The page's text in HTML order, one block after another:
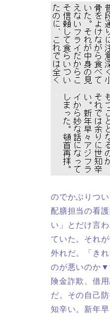
のでかぶりつ
配膳担当の看
い」とだけ言
ていた。それ
外れだ。「き
のが悪いのか▼
険金詐欺、借
だ。その自己
知辛い。新年